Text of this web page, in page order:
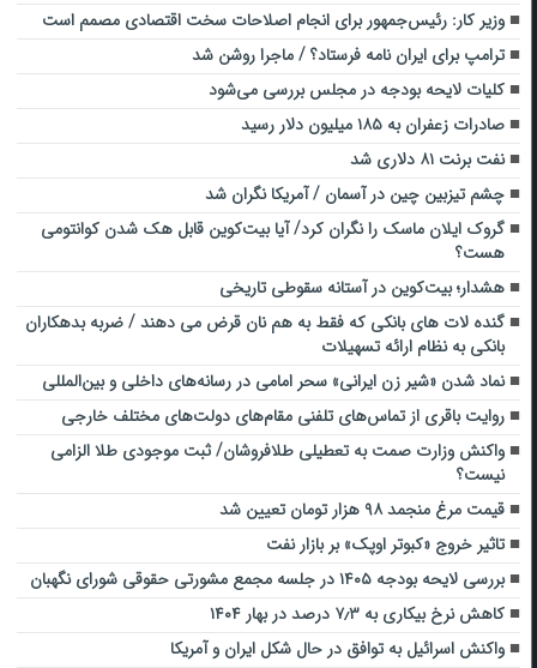
وزیر کار: رئیس‌جمهور برای انجام اصلاحات سخت اقتصادی مصمم است
ترامپ برای ایران نامه فرستاد؟ / ماجرا روشن شد
کلیات لایحه بودجه در مجلس بررسی می‌شود
صادرات زعفران به ۱۸۵ میلیون دلار رسید
نفت برنت ۸۱ دلاری شد
چشم تیزبین چین در آسمان / آمریکا نگران شد
گروک ایلان ماسک را نگران کرد/ آیا بیت‌کوین قابل هک شدن کوانتومی
هست؟
هشدار؛ بیت‌کوین در آستانه سقوطی تاریخی
گنده لات های بانکی که فقط به هم نان قرض می دهند / ضربه بدهکاران
بانکی به نظام ارائه تسهیلات
نماد شدن «شیر زن ایرانی» سحر امامی در رسانه‌های داخلی و بین‌المللی
روایت باقری از تماس‌های تلفنی مقام‌های دولت‌های مختلف خارجی
واکنش وزارت صمت به تعطیلی طلافروشان/ ثبت موجودی طلا الزامی
نیست؟
قیمت مرغ منجمد ۹۸ هزار تومان تعیین شد
تاثیر خروج «کبوتر اوپک» بر بازار نفت
بررسی لایحه بودجه ۱۴۰۵ در جلسه مجمع مشورتی حقوقی شورای نگهبان
کاهش نرخ بیکاری به ۷٫۳ درصد در بهار ۱۴۰۴
واکنش اسرائیل به توافق در حال شکل ایران و آمریکا